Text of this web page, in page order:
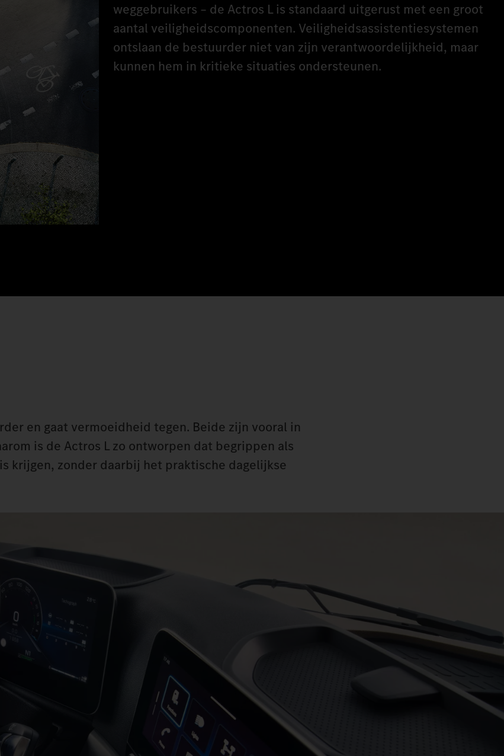
weggebruikers – de Actros L is standaard uitgerust met een groot
aantal veiligheidscomponenten. Veiligheidsassistentiesystemen
ontslaan de bestuurder niet van zijn verantwoordelijkheid, maar
kunnen hem in kritieke situaties ondersteunen.
en gaat vermoeidheid tegen. Beide zijn vooral in
is de Actros L zo ontworpen dat begrippen als
krijgen, zonder daarbij het praktische dagelijkse